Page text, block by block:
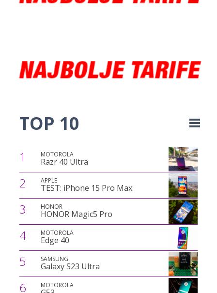
TOP 10
1 MOTOROLA
Razr 40 Ultra
2 APPLE
TEST: iPhone 15 Pro Max
3 HONOR
HONOR Magic5 Pro
4 MOTOROLA
Edge 40
5 SAMSUNG
Galaxy S23 Ultra
6 MOTOROLA